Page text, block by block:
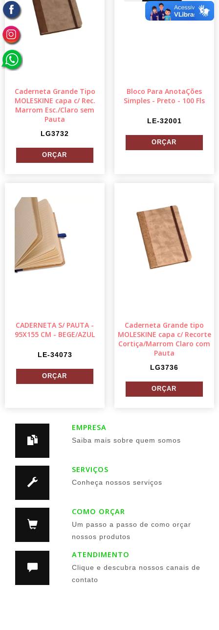
Caderneta Grande Tipo
MOLESKINE capa c/ Rec.
Marrom Esc./Claro sem
Pauta
LG3732
Bloco Para AnotaÇões
Simples - Preto - 100 Fls
LE-32001
CADERNETA S/ PAUTA -
95X155 CM - BEGE/AZUL
LE-34073
Caderneta Grande tipo
MOLESKINE capa c/ Recorte
Cortiça/Marrom Claro com
Pauta
LG3736
EMPRESA
Saiba mais sobre quem somos
SERVIÇOS
Conheça nossos serviços
COMO ORÇAR
Um passo a passo de como orçar
nossos produtos
ATENDIMENTO
Clique e descubra nossos canais de
contato